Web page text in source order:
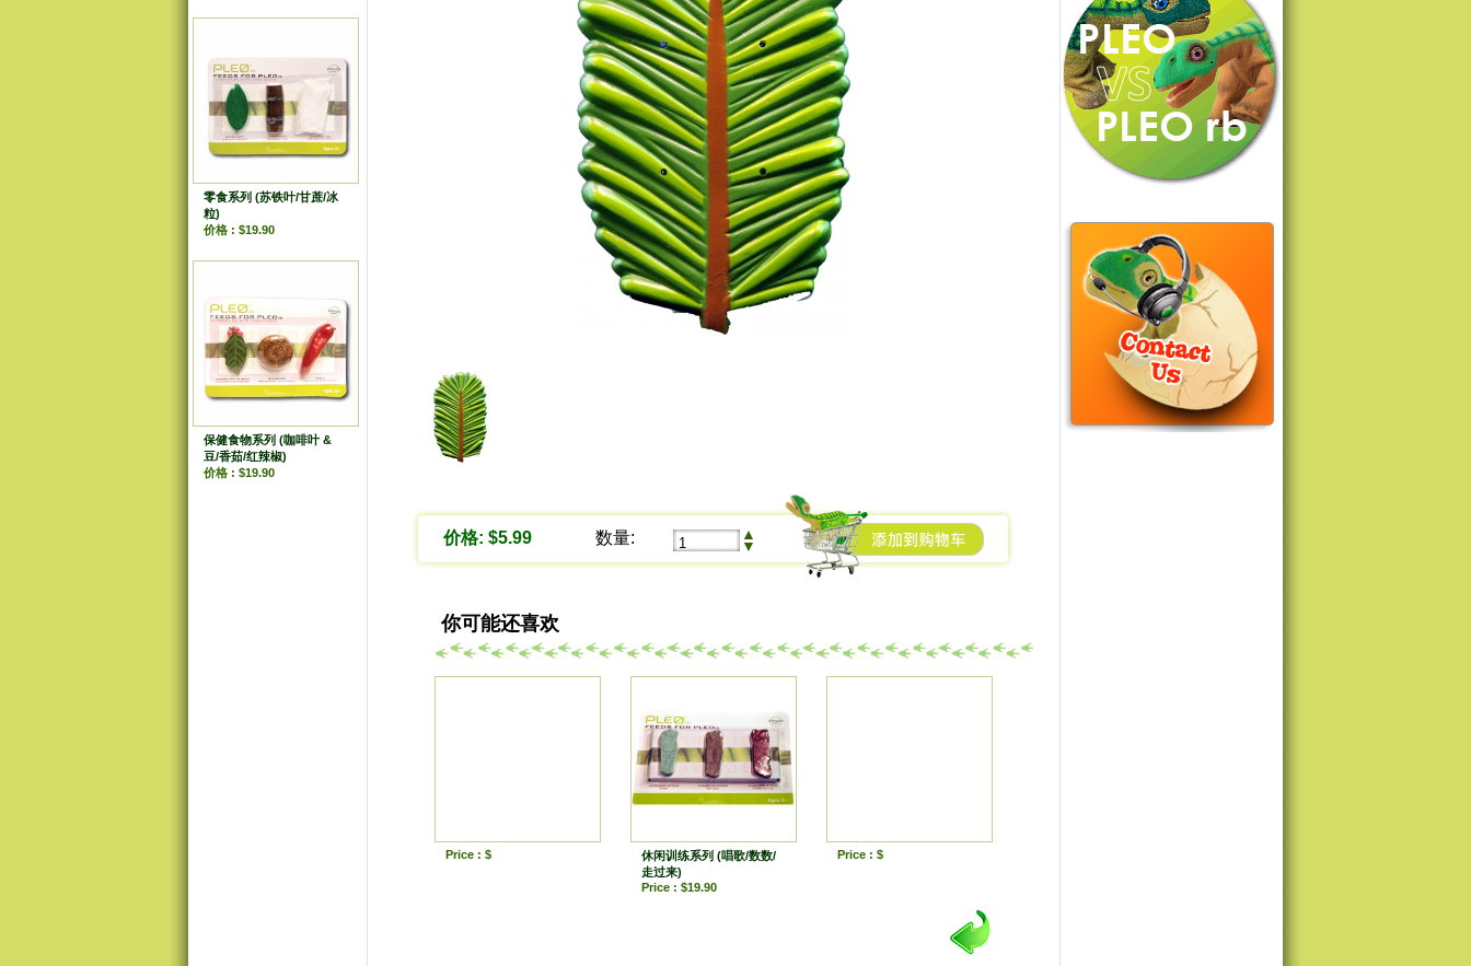
零食系列 (苏铁叶/甘蔗/冰
粒)
价格 : $19.90
保健食物系列 (咖啡叶 &
豆/香茹/红辣椒)
价格 : $19.90
价格: $5.99 数量: ▲
▼
你可能还喜欢
Price : $
休闲训练系列 (唱歌/数数/
走过来)
Price : $19.90
Price : $